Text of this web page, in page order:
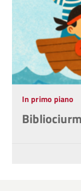
In primo piano